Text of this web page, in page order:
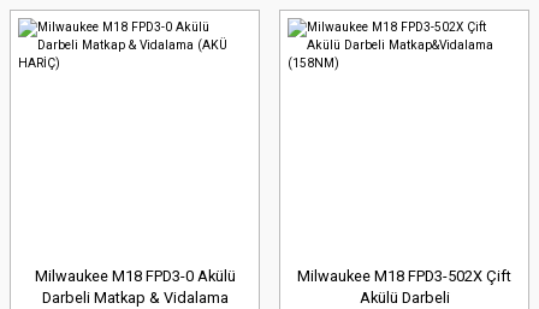
Milwaukee M18 FPD3-0 Akülü
Darbeli Matkap & Vidalama
Milwaukee M18 FPD3-502X Çift
Akülü Darbeli